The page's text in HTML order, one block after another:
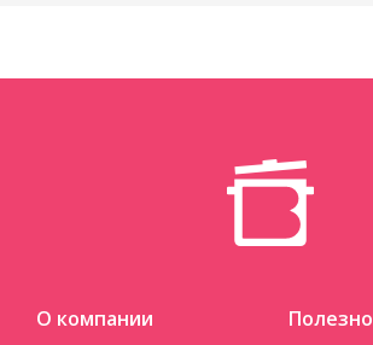
О компании Полезно